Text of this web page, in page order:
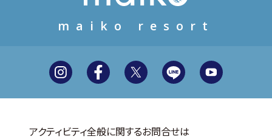
maiko resort
アクティビティ全般に関するお問合せは